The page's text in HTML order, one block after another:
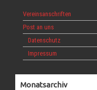
Vereinsanschriften
Post an uns
Datenschutz
Impressum
Monatsarchiv